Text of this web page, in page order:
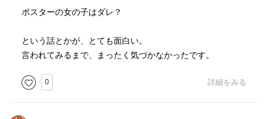
ポスターの女の子はダレ？
という話とかが、とても面白い。
言われてみるまで、まったく気づかなかったです。
0 詳細をみる